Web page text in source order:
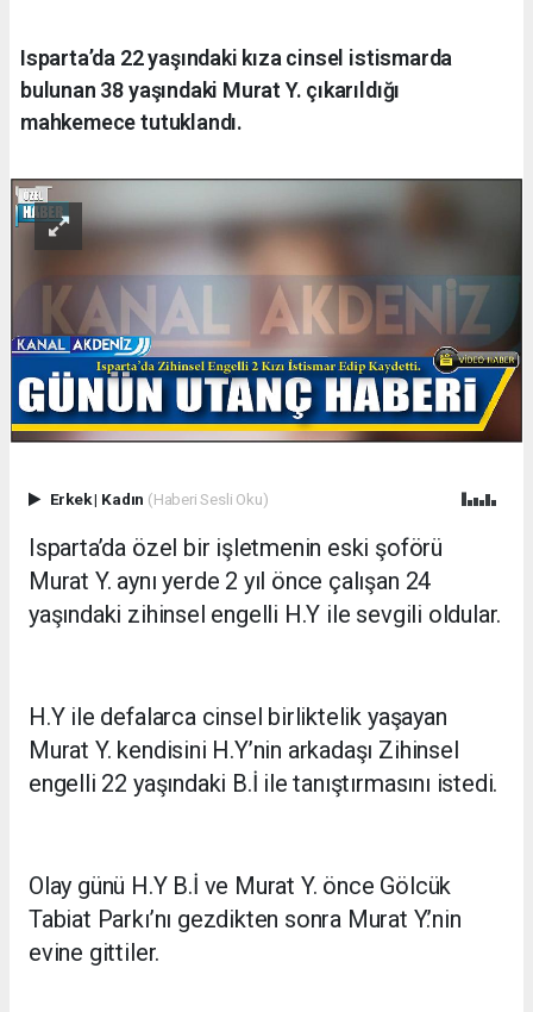
Isparta’da 22 yaşındaki kıza cinsel istismarda
bulunan 38 yaşındaki Murat Y. çıkarıldığı
mahkemece tutuklandı.
Erkek| Kadın (Haberi Sesli Oku)
Isparta’da özel bir işletmenin eski şoförü
Murat Y. aynı yerde 2 yıl önce çalışan 24
yaşındaki zihinsel engelli H.Y ile sevgili oldular.
H.Y ile defalarca cinsel birliktelik yaşayan
Murat Y. kendisini H.Y’nin arkadaşı Zihinsel
engelli 22 yaşındaki B.İ ile tanıştırmasını istedi.
Olay günü H.Y B.İ ve Murat Y. önce Gölcük
Tabiat Parkı’nı gezdikten sonra Murat Y.’nin
evine gittiler.